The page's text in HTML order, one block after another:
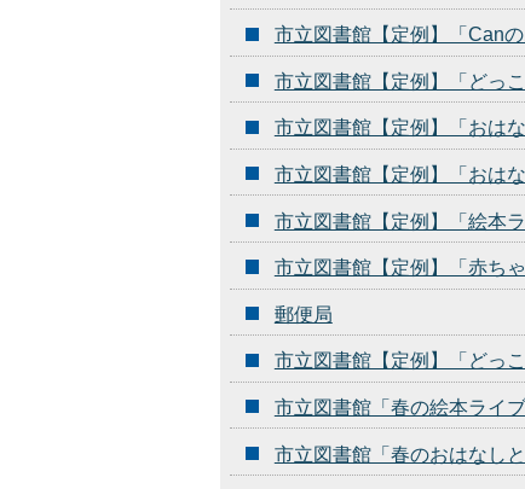
市立図書館【定例】「Can
市立図書館【定例】「どっ
市立図書館【定例】「おは
市立図書館【定例】「おは
市立図書館【定例】「絵本ラ
市立図書館【定例】「赤ち
郵便局
市立図書館【定例】「どっ
市立図書館「春の絵本ライブ
市立図書館「春のおはなしと